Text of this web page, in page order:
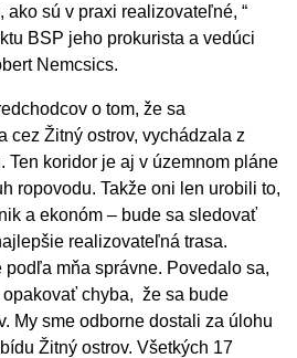
ako sú v praxi realizovateľné, “
BSP jeho prokurista a vedúci
Nemcsics.
o tom, že sa
cez Žitný ostrov, vychádzala z
Ten koridor je aj v územnom pláne
ropovodu. Takže oni len urobili to,
a ekonóm – bude sa sledovať
realizovateľná trasa.
mňa správne. Povedalo sa,
chyba, že sa bude
My sme odborne dostali za úlohu
Žitný ostrov. Všetkých 17